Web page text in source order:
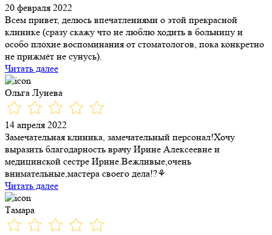
20 февраля 2022
Всем привет, делюсь впечатлениями о этой прекрасной
клинике (сразу скажу что не люблю ходить в больницу и
особо плохие воспоминания от стоматологов, пока конкретно
не прижмёт не сунусь).
Читать далее
Ольга Лунева
14 апреля 2022
Замечательная клиника, замечательный персонал!Хочу
выразить благодарность врачу Ирине Алексеевне и
медицинской сестре Ирине.Вежливые,очень
внимательные,мастера своего дела!?⚘
Читать далее
Тамара